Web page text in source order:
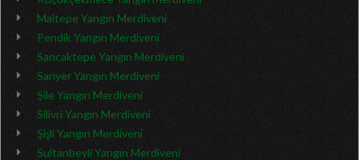
Maltepe Yangın Merdiveni
Pendik Yangın Merdiveni
Sancaktepe Yangın Merdiveni
Sarıyer Yangın Merdiveni
Şile Yangın Merdiveni
Silivri Yangın Merdiveni
Şişli Yangın Merdiveni
Sultanbeyli Yangın Merdiveni